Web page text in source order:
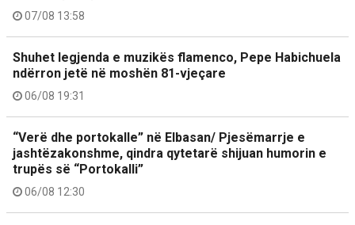
07/08 13:58
Shuhet legjenda e muzikës flamenco, Pepe Habichuela
ndërron jetë në moshën 81-vjeçare
06/08 19:31
“Verë dhe portokalle” në Elbasan/ Pjesëmarrje e
jashtëzakonshme, qindra qytetarë shijuan humorin e
trupës së “Portokalli”
06/08 12:30